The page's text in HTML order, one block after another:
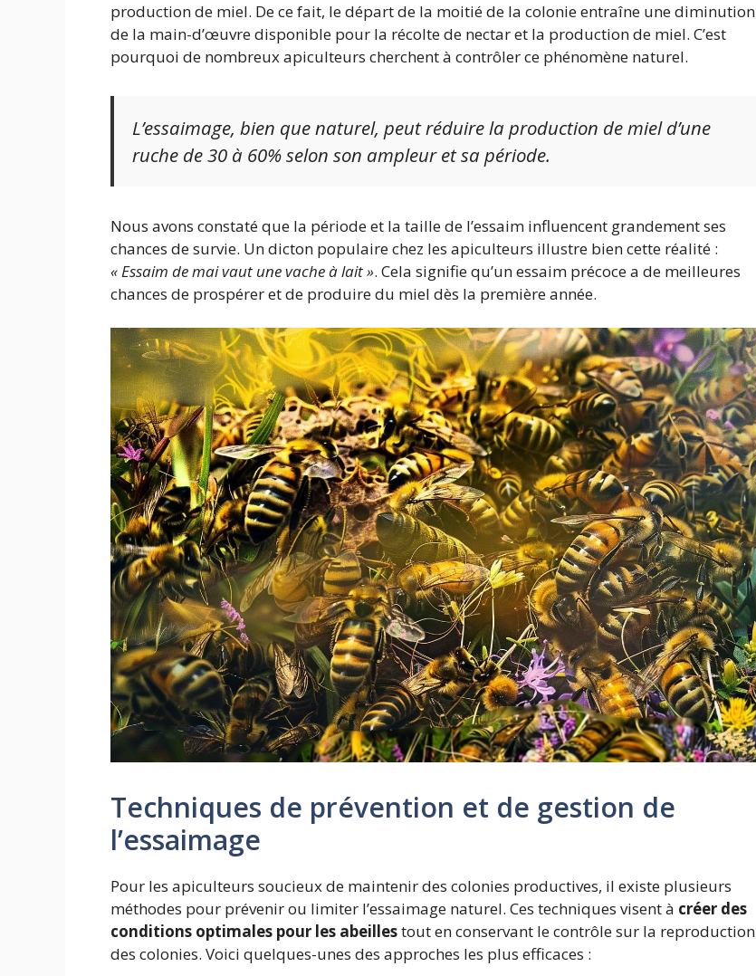
production de miel. De ce fait, le départ de la moitié de la colonie entraîne une diminution
de la main-d’œuvre disponible pour la récolte de nectar et la production de miel. C’est
pourquoi de nombreux apiculteurs cherchent à contrôler ce phénomène naturel.
L’essaimage, bien que naturel, peut réduire la production de miel d’une
ruche de 30 à 60% selon son ampleur et sa période.
Nous avons constaté que la période et la taille de l’essaim influencent grandement ses
chances de survie. Un dicton populaire chez les apiculteurs illustre bien cette réalité :
« Essaim de mai vaut une vache à lait ». Cela signifie qu’un essaim précoce a de meilleures
chances de prospérer et de produire du miel dès la première année.
Techniques de prévention et de gestion de
l’essaimage
Pour les apiculteurs soucieux de maintenir des colonies productives, il existe plusieurs
méthodes pour prévenir ou limiter l’essaimage naturel. Ces techniques visent à créer des
conditions optimales pour les abeillestout en conservant le contrôle sur la reproduction
des colonies. Voici quelques-unes des approches les plus efficaces :